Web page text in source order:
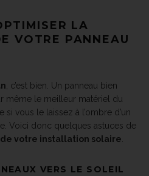
LA
VOTRE PANNEAU
, c’est bien. Un panneau bien
même le meilleur matériel du
vous le laissez à l’ombre d’un
Voici donc quelques astuces de
votre installation solaire.
VERS LE SOLEIL